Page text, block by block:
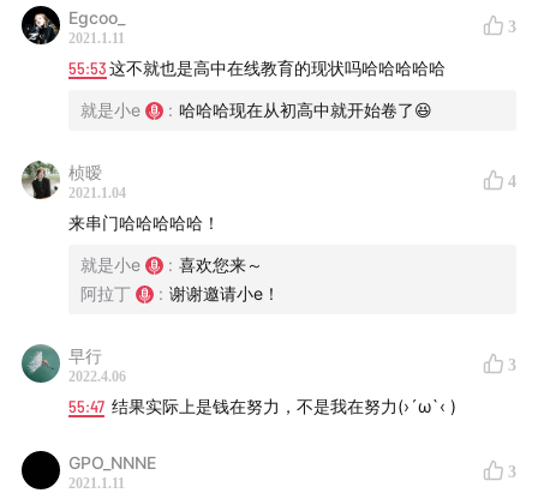
See acast.com/privacy
information.
Egcoo_
2021.1.11
3
55:53这不就也是高中在线教育的现状吗哈哈哈哈哈
就是小e : 哈哈哈现在从初高中就开始卷了😆
桢暧
2021.1.04
4
来串门哈哈哈哈哈！
就是小e : 喜欢您来～
阿拉丁
: 谢谢邀请小e！
早行
2022.4.06
3
55:47 结果实际上是钱在努力，不是我在努力(›´ω`‹ )
GPO_NNNE
2021.1.11
3